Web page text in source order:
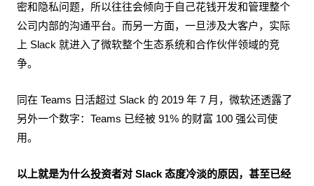
密和隐私问题，所以往往会倾向于自己花钱开发和管理整个
公司内部的沟通平台。而另一方面，一旦涉及大客户，实际
上 Slack 就进入了微软整个生态系统和合作伙伴领域的竞
争。
同在 Teams 日活超过 Slack 的 2019 年 7 月，微软还透露了
另外一个数字：Teams 已经被 91% 的财富 100 强公司使
用。
以上就是为什么投资者对 Slack 态度冷淡的原因，甚至已经